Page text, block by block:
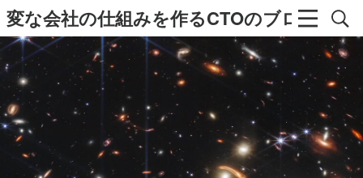
変な会社の仕組みを作るCTOのブログ